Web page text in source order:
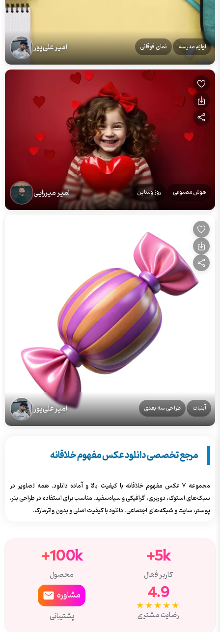
لوازم مدرسه نمای فوقانی امیر علی‌پور
هوش مصنوعی روز ولنتاین امیر میرزایی
آبنبات طراحی سه بعدی امیر علی‌پور
مرجع تخصصی دانلود عکس مفهوم خلاقانه
مجموعه ۷ عکس مفهوم خلاقانه با کیفیت بالا و آماده دانلود. همه تصاویر در
سبک‌های استوک، دوربری، گرافیکی و سیاه‌سفید. مناسب برای استفاده در طراحی بنر،
پوستر، سایت و شبکه‌های اجتماعی. دانلود با کیفیت اصلی و بدون واترمارک.
5k+
کاربر فعال
100k+
محصول
4.9
★★★★★
رضایت مشتری
مشاوره
پشتیبانی